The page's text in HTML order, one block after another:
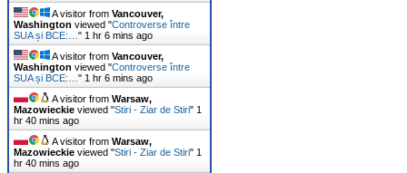
A visitor from Vancouver,
Washington viewed "Controverse între
SUA și BCE:…" 1 hr 6 mins ago
A visitor from Vancouver,
Washington viewed "Controverse între
SUA și BCE:…" 1 hr 6 mins ago
A visitor from Warsaw,
Mazowieckie viewed "Stiri - Ziar de Stiri" 1
hr 40 mins ago
A visitor from Warsaw,
Mazowieckie viewed "Stiri - Ziar de Stiri" 1
hr 40 mins ago